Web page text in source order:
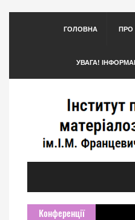
ГОЛОВНА ПРО
УВАГА!
Конференції